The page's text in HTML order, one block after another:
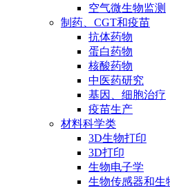
空气微生物监测
制药、CGT和疫苗
抗体药物
蛋白药物
核酸药物
中医药研究
基因、细胞治疗
疫苗生产
材料科学类
3D生物打印
3D打印
生物电子学
生物传感器和生